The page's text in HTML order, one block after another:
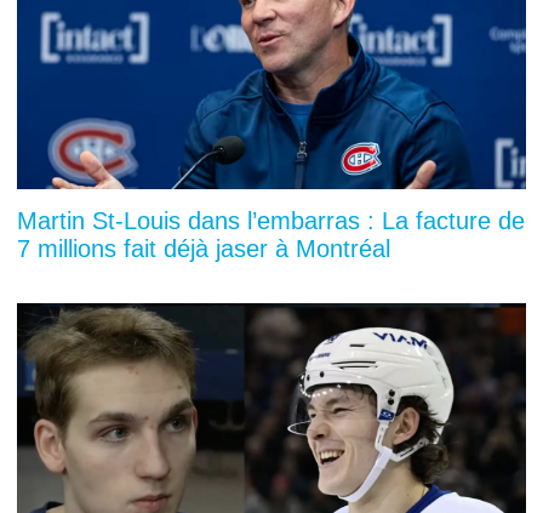
Martin St-Louis dans l’embarras : La facture de
7 millions fait déjà jaser à Montréal